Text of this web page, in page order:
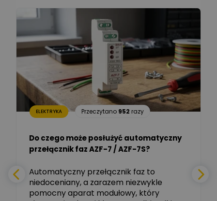
Łukasz Barton
Ekspert Elektryk
Ekspert mgr inż. elektronik
i informatyk, Hager Polska
Sp. z o.o.
Zadaj pytanie
Aleksander NKT
Ekspert Zadaj pytanie
Tomasz Salak
Ekspert
Ekspert ABB
Ekspert, ABB Zadaj pytanie
ELEKTRYKA Przeczytano 952 razy
Do czego może posłużyć automatyczny
przełącznik faz AZF-7 / AZF-7S?
Automatyczny przełącznik faz to
niedoceniany, a zarazem niezwykle
pomocny aparat modułowy, który